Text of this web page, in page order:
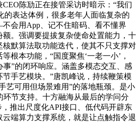
陈劢正在接管采访时暗示：“我们
的表达体例，很多老年人面临复杂的
会用App、记不住暗码、看不懂界
。强调要提拔复杂使命处置能力，十
默算法取功能迭代，使其不只支撑对
根本功能，“国度聚焦‘一老一小’，
事”的闭环响应。涵盖多模态交互、感
手艺模块。”唐凯峰说，持续鞭策模
艺可用但场景难用”的落地瓶颈。是小
节支持。十方融海从最后的学问分
，推出尺度化API接口、低代码开辟东
端算力支撑系统，就是让点触指令退